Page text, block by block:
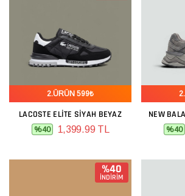
2.ÜRÜN 599₺
LACOSTE ELITE SIYAH BEYAZ
%40 1,399.99 TL
NEW
%40
%40
İNDİRİM